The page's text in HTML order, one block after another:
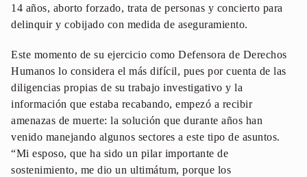
14 años, aborto forzado, trata de personas y concierto para
delinquir y cobijado con medida de aseguramiento.
Este momento de su ejercicio como Defensora de Derechos
Humanos lo considera el más difícil, pues por cuenta de las
diligencias propias de su trabajo investigativo y la
información que estaba recabando, empezó a recibir
amenazas de muerte: la solución que durante años han
venido manejando algunos sectores a este tipo de asuntos.
“Mi esposo, que ha sido un pilar importante de
sostenimiento, me dio un ultimátum, porque los